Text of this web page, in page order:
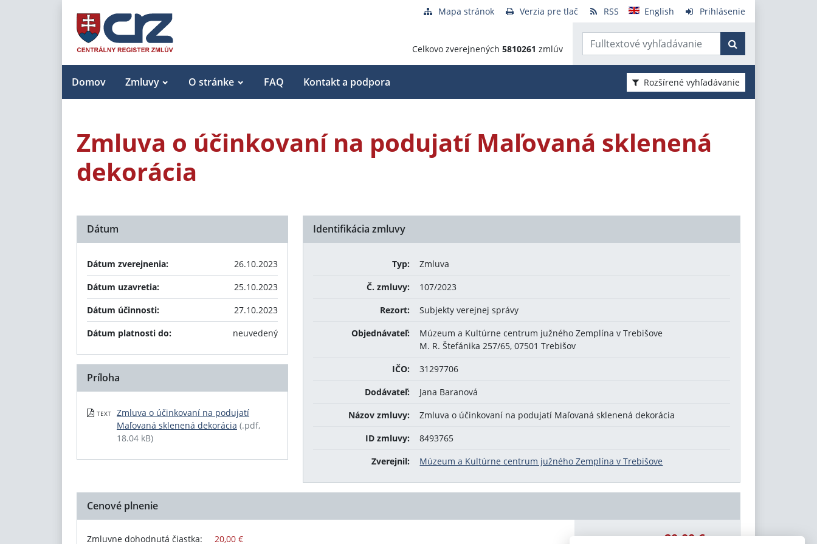
Mapa stránok Verzia pre tlač RSS English Prihlásenie
Celkovo zverejnených 5810261 zmlúv
Domov Zmluvy O stránke FAQ Kontakt a podpora Rozšírené vyhľadávanie
Zmluva o účinkovaní na podujatí Maľovaná sklenená
dekorácia
Identifikácia zmluvy
Typ:
Zmluva
Č. zmluvy:
107/2023
Rezort:
Subjekty verejnej správy
Objednávateľ:
Múzeum a Kultúrne centrum južného Zemplína v Trebišove
M. R. Štefánika 257/65, 07501 Trebišov
IČO:
31297706
Dodávateľ:
Jana Baranová
Názov zmluvy:
Zmluva o účinkovaní na podujatí Maľovaná sklenená dekorácia
ID zmluvy:
8493765
Zverejnil:
Múzeum a Kultúrne centrum južného Zemplína v Trebišove
Dátum
Dátum zverejnenia:
26.10.2023
Dátum uzavretia:
25.10.2023
Dátum účinnosti:
27.10.2023
Dátum platnosti do:
neuvedený
Príloha
TEXT
Zmluva o účinkovaní na podujatí
Maľovaná sklenená dekorácia (.pdf,
18.04 kB)
Cenové plnenie
Zmluvne dohodnutá čiastka: 20,00 € Celková čiastka: 20,00 €